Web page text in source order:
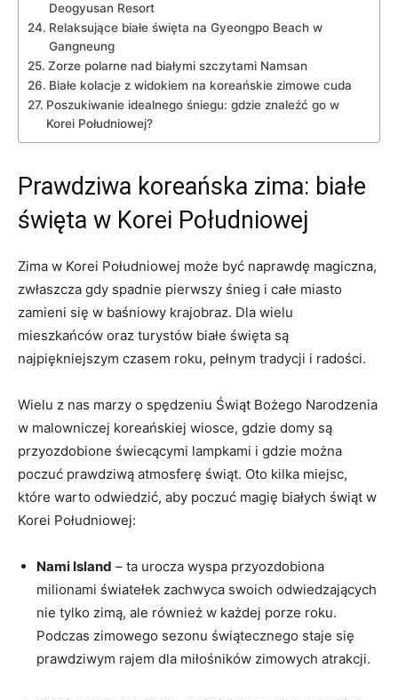
Deogyusan Resort
Relaksujące białe ​święta ⁢na Gyeongpo Beach w
Gangneung
Zorze polarne nad ‍białymi szczytami Namsan
Białe kolacje⁢ z ⁣widokiem na koreańskie zimowe cuda
Poszukiwanie idealnego śniegu: gdzie znaleźć ‌go w
Korei Południowej?
Prawdziwa koreańska zima: ⁢białe⁤
święta⁤ w Korei Południowej
Zima w Korei Południowej może być naprawdę magiczna,
zwłaszcza ⁣gdy spadnie ‍pierwszy‍ śnieg i całe miasto
zamieni się w baśniowy krajobraz. Dla ‌wielu
mieszkańców oraz turystów białe święta‌ są
najpiękniejszym czasem roku, pełnym tradycji i radości.
Wielu‍ z nas marzy o⁢ spędzeniu Świąt Bożego Narodzenia
w malowniczej koreańskiej‌ wiosce, gdzie domy są
przyozdobione świecącymi lampkami i gdzie można⁣
poczuć prawdziwą atmosferę‍ świąt. Oto ‌kilka miejsc,⁣
które warto⁤ odwiedzić, aby poczuć⁣ magię białych ‍świąt⁢ w‍
Korei Południowej:
Nami⁣ Island – ta urocza⁣ wyspa przyozdobiona
milionami światełek zachwyca⁢ swoich odwiedzających⁣
nie tylko ⁣zimą, ale również w każdej porze ‍roku.
Podczas zimowego sezonu‌ świątecznego staje się
prawdziwym rajem dla ​miłośników zimowych atrakcji.